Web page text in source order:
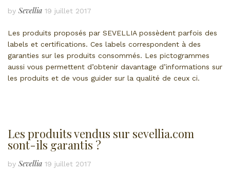
by Sevellia 19 juillet 2017
Les produits proposés par SEVELLIA possèdent parfois des
labels et certifications. Ces labels correspondent à des
garanties sur les produits consommés. Les pictogrammes
aussi vous permettent d’obtenir davantage d’informations sur
les produits et de vous guider sur la qualité de ceux ci.
Les produits vendus sur sevellia.com
sont-ils garantis ?
by Sevellia 19 juillet 2017